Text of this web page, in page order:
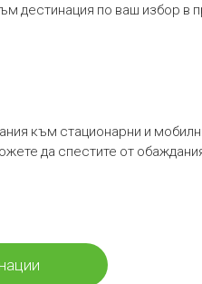
дестинация по ваш избор в
към стационарни и
да спестите от